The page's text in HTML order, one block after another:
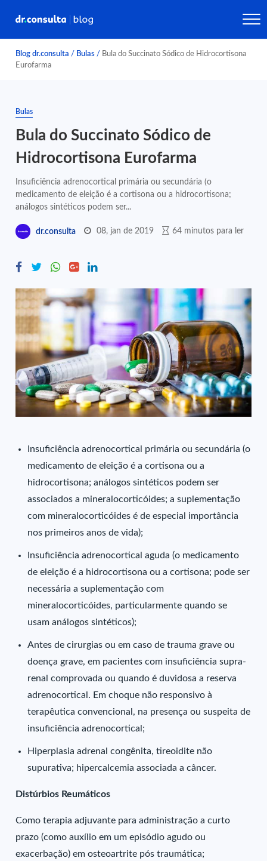
Blog dr.consulta / Bulas / Bula do Succinato Sódico de Hidrocortisona
Eurofarma
Bulas
Bula do Succinato Sódico de
Hidrocortisona Eurofarma
Insuficiência adrenocortical primária ou secundária (o
medicamento de eleição é a cortisona ou a hidrocortisona;
análogos sintéticos podem ser...
dr.consulta 08, jan de 2019 64 minutos para ler
Insuficiência adrenocortical primária ou secundária (o
medicamento de eleição é a cortisona ou a
hidrocortisona; análogos sintéticos podem ser
associados a mineralocorticóides; a suplementação
com mineralocorticóides é de especial importância
nos primeiros anos de vida);
Insuficiência adrenocortical aguda (o medicamento
de eleição é a hidrocortisona ou a cortisona; pode ser
necessária a suplementação com
mineralocorticóides, particularmente quando se
usam análogos sintéticos);
Antes de cirurgias ou em caso de trauma grave ou
doença grave, em pacientes com insuficiência supra-
renal comprovada ou quando é duvidosa a reserva
adrenocortical. Em choque não responsivo à
terapêutica convencional, na presença ou suspeita de
insuficiência adrenocortical;
Hiperplasia adrenal congênita, tireoidite não
supurativa; hipercalcemia associada a câncer.
Distúrbios Reumáticos
Como terapia adjuvante para administração a curto
prazo (como auxílio em um episódio agudo ou
exacerbação) em osteoartrite pós traumática;